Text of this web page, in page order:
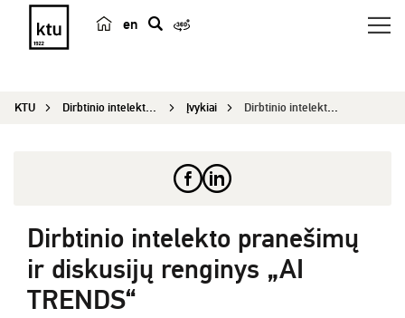
en
e
KTU Dirbtinio intelekto kompetencijų centras Įvykiai Dirbtinio intelekto pranešimų ir diskusijų rengi...
Dirbtinio intelekto pranešimų
ir diskusijų renginys „AI
TRENDS“